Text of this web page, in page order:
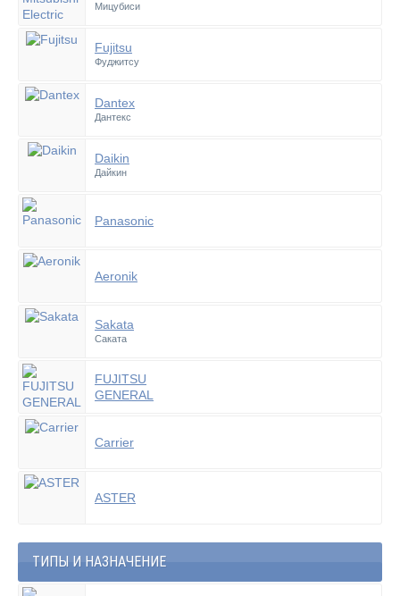
Мицубиси
Fujitsu
Фуджитсу
Dantex
Дантекс
Daikin
Дайкин
Panasonic
Aeronik
Sakata
Саката
FUJITSU
GENERAL
Carrier
ASTER
ТИПЫ И НАЗНАЧЕНИЕ